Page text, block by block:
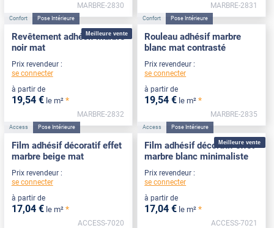
MARBRE-2830 MARBRE-2831
Meilleure vente
Confort Pose Intérieure
Revêtement adhésif marbre
noir mat
Prix revendeur :
se connecter
à partir de
19,54 € le m² *
MARBRE-2832
Confort Pose Intérieure
Rouleau adhésif marbre
blanc mat contrasté
Prix revendeur :
se connecter
à partir de
19,54 € le m² *
MARBRE-2835
Access Pose Intérieure
Film adhésif décoratif effet
marbre beige mat
Prix revendeur :
se connecter
à partir de
17,04 € le m² *
ACCESS-7020
Meilleure vente
Access Pose Intérieure
Film adhésif décoratif effet
marbre blanc minimaliste
Prix revendeur :
se connecter
à partir de
17,04 € le m² *
ACCESS-7021